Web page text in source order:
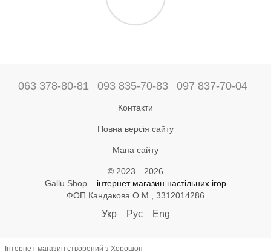
063 378-80-81 093 835-70-83 097 837-70-04
Контакти
Повна версія сайту
Мапа сайту
© 2023—2026
Gallu Shop – інтернет магазин настільних ігор
ФОП Кандакова О.М., 3312014286
Укр Рус Eng
Інтернет-магазин створений з Хорошоп